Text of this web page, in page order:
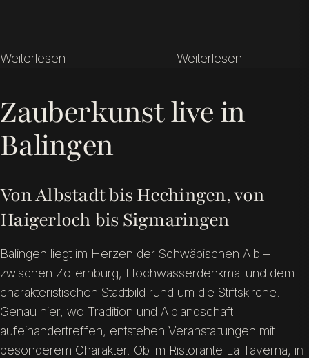
Weiterlesen Weiterlesen
Zauberkunst live in
Balingen
Von Albstadt bis Hechingen, von
Haigerloch bis Sigmaringen
Balingen liegt im Herzen der Schwäbischen Alb –
zwischen Zollernburg, Hochwasserdenkmal und dem
charakteristischen Stadtbild rund um die Stiftskirche.
Genau hier, wo Tradition und Alblandschaft
aufeinandertreffen, entstehen Veranstaltungen mit
besonderem Charakter. Ob im Ristorante La Taverna, in